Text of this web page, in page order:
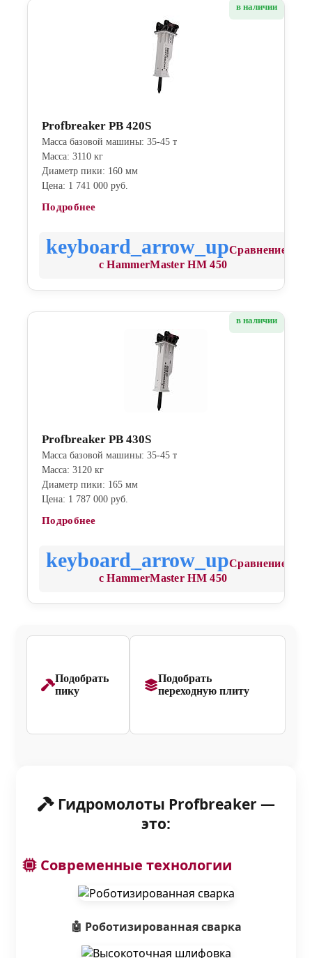
в наличии
Profbreaker PB 420S
Масса базовой машины: 35-45 т
Масса: 3110 кг
Диаметр пики: 160 мм
Цена: 1 741 000 руб.
Подробнее
Сравнение
с HammerMaster HM 450
в наличии
Profbreaker PB 430S
Масса базовой машины: 35-45 т
Масса: 3120 кг
Диаметр пики: 165 мм
Цена: 1 787 000 руб.
Подробнее
Сравнение
с HammerMaster HM 450
Подобрать
пику
Подобрать
переходную плиту
Гидромолоты Profbreaker —
это:
Современные технологии
🤖 Роботизированная сварка